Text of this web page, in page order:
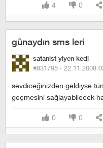
4 0
günaydın sms leri
satanist yiyen kedi
#831795 · 22.11.2008
sevdiceğinizden geldiyse
geçmesini sağlayabilecek
0 0